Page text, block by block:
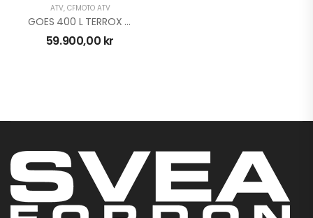
ATV, CFMOTO ATV
GOES 400 L TERROX BY CFMOTO T3B
59.900,00 kr